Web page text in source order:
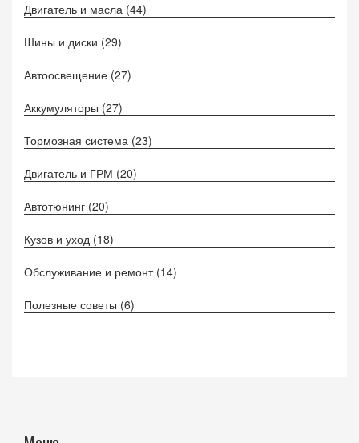
Двигатель и масла (44)
Шины и диски (29)
Автоосвещение (27)
Аккумуляторы (27)
Тормозная система (23)
Двигатель и ГРМ (20)
Автотюнинг (20)
Кузов и уход (18)
Обслуживание и ремонт (14)
Полезные советы (6)